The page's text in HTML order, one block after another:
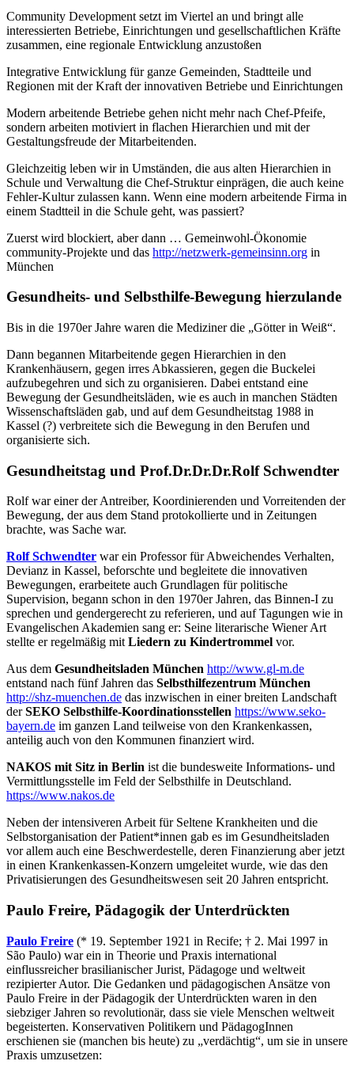
Community Development setzt im Viertel an und bringt alle
interessierten Betriebe, Einrichtungen und gesellschaftlichen Kräfte
zusammen, eine regionale Entwicklung anzustoßen
Integrative Entwicklung für ganze Gemeinden, Stadtteile und
Regionen mit der Kraft der innovativen Betriebe und Einrichtungen
Modern arbeitende Betriebe gehen nicht mehr nach Chef-Pfeife,
sondern arbeiten motiviert in flachen Hierarchien und mit der
Gestaltungsfreude der Mitarbeitenden.
Gleichzeitig leben wir in Umständen, die aus alten Hierarchien in
Schule und Verwaltung die Chef-Struktur einprägen, die auch keine
Fehler-Kultur zulassen kann. Wenn eine modern arbeitende Firma in
einem Stadtteil in die Schule geht, was passiert?
Zuerst wird blockiert, aber dann … Gemeinwohl-Ökonomie
community-Projekte und das http://netzwerk-gemeinsinn.org in
München
Gesundheits- und Selbsthilfe-Bewegung hierzulande
Bis in die 1970er Jahre waren die Mediziner die „Götter in Weiß“.
Dann begannen Mitarbeitende gegen Hierarchien in den
Krankenhäusern, gegen irres Abkassieren, gegen die Buckelei
aufzubegehren und sich zu organisieren. Dabei entstand eine
Bewegung der Gesundheitsläden, wie es auch in manchen Städten
Wissenschaftsläden gab, und auf dem Gesundheitstag 1988 in
Kassel (?) verbreitete sich die Bewegung in den Berufen und
organisierte sich.
Gesundheitstag und Prof.Dr.Dr.Dr.Rolf Schwendter
Rolf war einer der Antreiber, Koordinierenden und Vorreitenden der
Bewegung, der aus dem Stand protokollierte und in Zeitungen
brachte, was Sache war.
Rolf Schwendter war ein Professor für Abweichendes Verhalten,
Devianz in Kassel, beforschte und begleitete die innovativen
Bewegungen, erarbeitete auch Grundlagen für politische
Supervision, begann schon in den 1970er Jahren, das Binnen-I zu
sprechen und gendergerecht zu referieren, und auf Tagungen wie in
Evangelischen Akademien sang er: Seine literarische Wiener Art
stellte er regelmäßig mitLiedern zu Kindertrommel vor.
Aus dem Gesundheitsladen München http://www.gl-m.de
entstand nach fünf Jahren das Selbsthilfezentrum München
http://shz-muenchen.de das inzwischen in einer breiten Landschaft
derSEKO Selbsthilfe-Koordinationsstellen https://www.seko-
bayern.de im ganzen Land teilweise von den Krankenkassen,
anteilig auch von den Kommunen finanziert wird.
NAKOS mit Sitz in Berlin ist die bundesweite Informations- und
Vermittlungsstelle im Feld der Selbsthilfe in Deutschland.
https://www.nakos.de
Neben der intensiveren Arbeit für Seltene Krankheiten und die
Selbstorganisation der Patient*innen gab es im Gesundheitsladen
vor allem auch eine Beschwerdestelle, deren Finanzierung aber jetzt
in einen Krankenkassen-Konzern umgeleitet wurde, wie das den
Privatisierungen des Gesundheitswesen seit 20 Jahren entspricht.
Paulo Freire, Pädagogik der Unterdrückten
Paulo Freire (* 19. September 1921 in Recife; † 2. Mai 1997 in
São Paulo) war ein in Theorie und Praxis international
einflussreicher brasilianischer Jurist, Pädagoge und weltweit
rezipierter Autor. Die Gedanken und pädagogischen Ansätze von
Paulo Freire in der Pädagogik der Unterdrückten waren in den
siebziger Jahren so revolutionär, dass sie viele Menschen weltweit
begeisterten. Konservativen Politikern und PädagogInnen
erschienen sie (manchen bis heute) zu „verdächtig“, um sie in unsere
Praxis umzusetzen: